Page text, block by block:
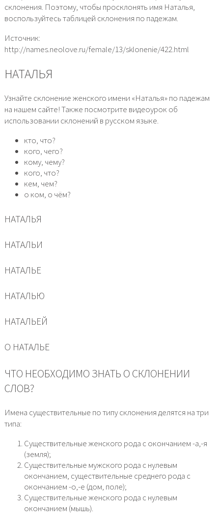
склонения. Поэтому, чтобы просклонять имя Наталья,
воспользуйтесь таблицей склонения по падежам.
Источник:
http://names.neolove.ru/female/13/sklonenie/422.html
НАТАЛЬЯ
Узнайте склонение женского имени «Наталья» по падежам
на нашем сайте! Также посмотрите видеоурок об
использовании склонений в русском языке.
кто, что?
кого, чего?
кому, чему?
кого, что?
кем, чем?
о ком, о чём?
НАТАЛЬЯ
НАТАЛЬИ
НАТАЛЬЕ
НАТАЛЬЮ
НАТАЛЬЕЙ
О НАТАЛЬЕ
ЧТО НЕОБХОДИМО ЗНАТЬ О СКЛОНЕНИИ
СЛОВ?
Имена существительные по типу склонения делятся на три
типа:
Существительные женского рода с окончанием -а,-я
(земля);
Существительные мужского рода с нулевым
окончанием, существительные среднего рода с
окончанием -о,-е (дом, поле);
Существительные женского рода с нулевым
окончанием (мышь).